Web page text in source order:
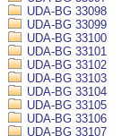
UDA-BG 33098
UDA-BG 33099
UDA-BG 33100
UDA-BG 33101
UDA-BG 33102
UDA-BG 33103
UDA-BG 33104
UDA-BG 33105
UDA-BG 33106
UDA-BG 33107